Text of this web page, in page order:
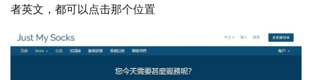
者英文，都可以点击那个位置